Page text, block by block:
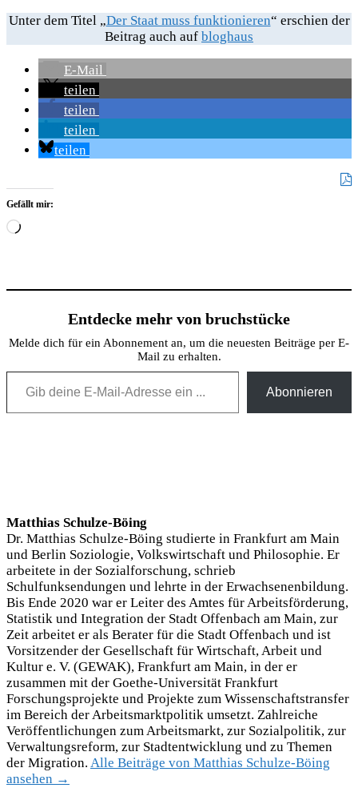
Unter dem Titel „Der Staat muss funktionieren“ erschien der
Beitrag auch auf bloghaus
E-Mail
teilen
teilen
teilen
teilen
Gefällt mir:
Wird
Entdecke mehr von bruchstücke
Melde dich für ein Abonnement an, um die neuesten Beiträge per E-
Mail zu erhalten.
Gib deine E-Mail-Adresse ein ...
Abonnieren
Matthias Schulze-Böing
Dr. Matthias Schulze-Böing studierte in Frankfurt am Main
und Berlin Soziologie, Volkswirtschaft und Philosophie. Er
arbeitete in der Sozialforschung, schrieb
Schulfunksendungen und lehrte in der Erwachsenenbildung.
Bis Ende 2020 war er Leiter des Amtes für Arbeitsförderung,
Statistik und Integration der Stadt Offenbach am Main, zur
Zeit arbeitet er als Berater für die Stadt Offenbach und ist
Vorsitzender der Gesellschaft für Wirtschaft, Arbeit und
Kultur e. V. (GEWAK), Frankfurt am Main, in der er
zusammen mit der Goethe-Universität Frankfurt
Forschungsprojekte und Projekte zum Wissenschaftstransfer
im Bereich der Arbeitsmarktpolitik umsetzt. Zahlreiche
Veröffentlichungen zum Arbeitsmarkt, zur Sozialpolitik, zur
Verwaltungsreform, zur Stadtentwicklung und zu Themen
der Migration. Alle Beiträge von Matthias Schulze-Böing
ansehen →